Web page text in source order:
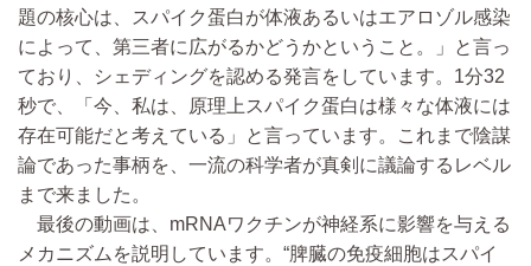
題の核心は、スパイク蛋白が体液あるいはエアロゾル感染
によって、第三者に広がるかどうかということ。」と言っ
ており、シェディングを認める発言をしています。1分32
秒で、「今、私は、原理上スパイク蛋白は様々な体液には
存在可能だと考えている」と言っています。これまで陰謀
論であった事柄を、一流の科学者が真剣に議論するレベル
まで来ました。
最後の動画は、mRNAワクチンが神経系に影響を与える
メカニズムを説明しています。“脾臓の免疫細胞はスパイ